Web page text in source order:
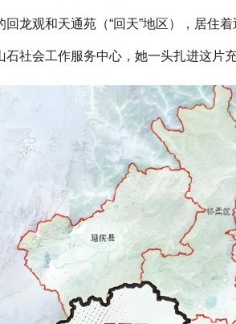
龙观和天通苑（“回天”地区），居住
社会工作服务中心，她一头扎进这片充